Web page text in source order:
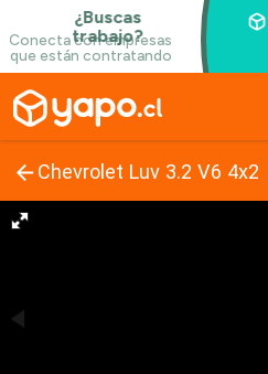
Chevrolet Luv 3.2 V6 4x2